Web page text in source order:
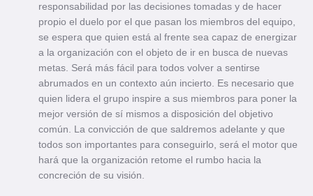
responsabilidad por las decisiones tomadas y de hacer
propio el duelo por el que pasan los miembros del equipo,
se espera que quien está al frente sea capaz de energizar
a la organización con el objeto de ir en busca de nuevas
metas. Será más fácil para todos volver a sentirse
abrumados en un contexto aún incierto. Es necesario que
quien lidera el grupo inspire a sus miembros para poner la
mejor versión de sí mismos a disposición del objetivo
común. La convicción de que saldremos adelante y que
todos son importantes para conseguirlo, será el motor que
hará que la organización retome el rumbo hacia la
concreción de su visión.